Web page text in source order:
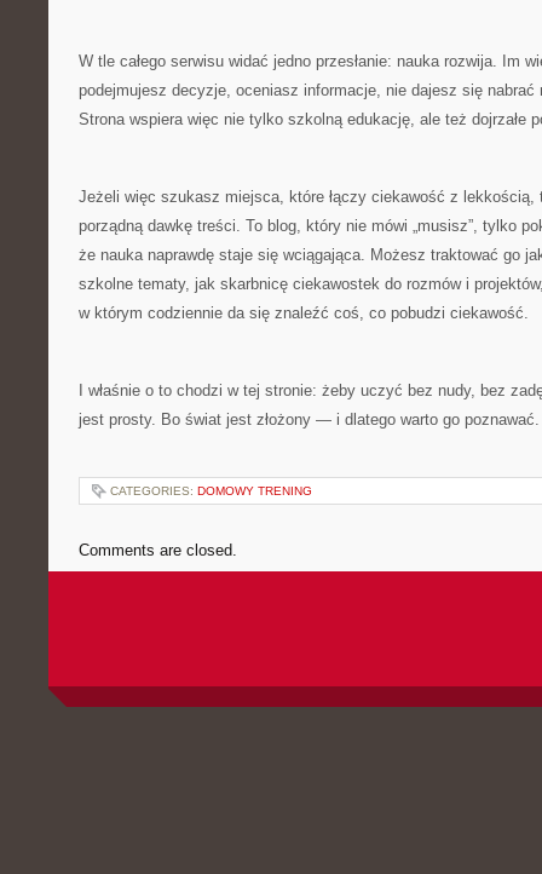
W tle całego serwisu widać jedno przesłanie: nauka rozwija. Im
podejmujesz decyzje, oceniasz informacje, nie dajesz się nabrać
Strona wspiera więc nie tylko szkolną edukację, ale też dojrzałe
Jeżeli więc szukasz miejsca, które łączy ciekawość z lekkością,
porządną dawkę treści. To blog, który nie mówi „musisz”, tylko
że nauka naprawdę staje się wciągająca. Możesz traktować go
szkolne tematy, jak skarbnicę ciekawostek do rozmów i
w którym codziennie da się znaleźć coś, co pobudzi ciekawość.
I właśnie o to chodzi w tej stronie: żeby uczyć bez nudy, bez
jest prosty. Bo świat jest złożony — i dlatego warto go poznawać.
CATEGORIES: DOMOWY TRENING
Comments are closed.